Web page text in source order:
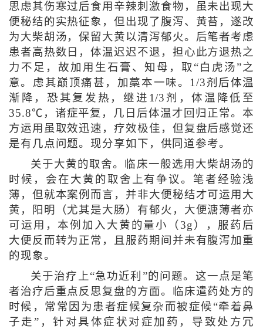
思虑其伤寒过后食用辛辣刺激食物，虽未出现大
便秘结的实热征象，但出现了腹泻、黄苔，遂改
为大柴胡汤，保留大黄以清泻郁火。后笔者考虑
患者高热数日，体温迟迟不退，担心此方退热之
力不足，故加用生石膏、知母，取“白虎汤”之
意。虑其巅顶痛甚，加藁本一味。1/3剂后体温
渐降，恐其复发热，继进1/3剂，体温降低至
35.8℃，诸症平复，几日后体温才回归正常。本
方运用虽取效迅速，疗效极佳，但复盘后感觉还
是有几点问题。现分享如下，供同道参考。
关于大黄的取舍。临床一般选用大柴胡汤的
时候，会在大黄的取舍上有争议。笔者经验浅
薄，但就本案例而言，并非大便秘结才可运用大
黄，阳明（尤其是大肠）有郁火，大便溏薄者亦
可运用，本例加入大黄的量小（3g），服药后
大便反而转为正常，且服药期间并未有腹泻加重
的现象。
关于治疗上“急功近利”的问题。这一点是笔
者治疗后重点反思复盘的方面。临床遣药处方的
时候，常常因为患者症候复杂而被症候“牵着鼻
子走”，针对具体症状对症加药，导致处方冗